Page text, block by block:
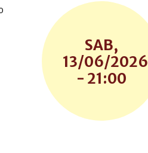
SAB,
13/06/2026
- 21:00